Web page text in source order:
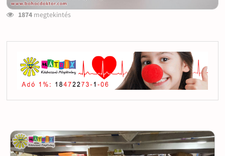
1874megtekintés